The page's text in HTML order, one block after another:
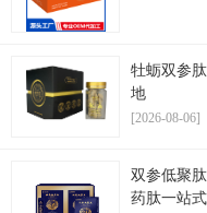
牡蛎双参
地
[2026-08-06]
双参低聚
药肽一站